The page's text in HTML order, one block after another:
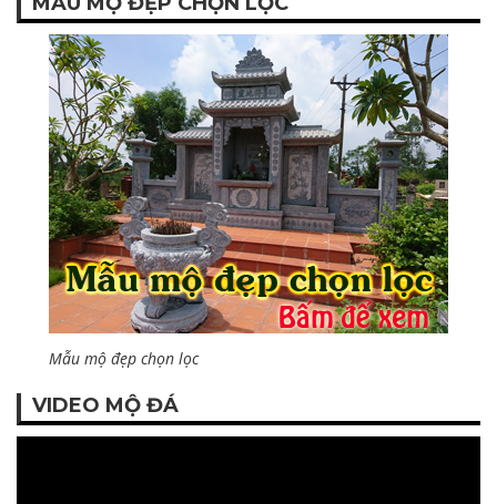
Mẫu mộ đẹp chọn lọc
VIDEO MỘ ĐÁ